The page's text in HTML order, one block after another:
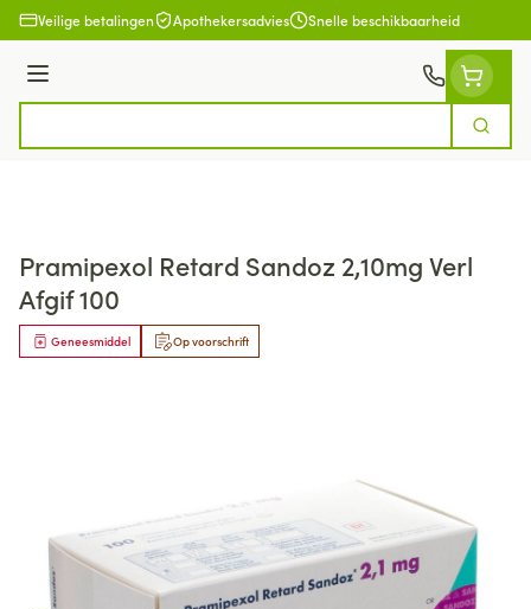
Ga naar de inhoud
Veilige betalingen Apothekersadvies Snelle beschikbaarheid
Menu
Zoek
Pramipexol Retard Sandoz 2,10mg Verl
Afgif 100
Op voorschrift
Geneesmiddel